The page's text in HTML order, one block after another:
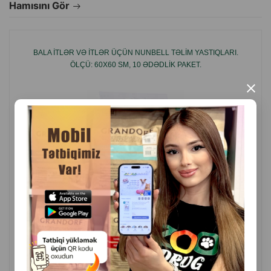
×
Hamısını Gör
BALA ITLƏR VƏ ITLƏR ÜÇÜN NUNBELL TƏLIM YASTIQLARI.
ÖLÇÜ: 60X60 SM, 10 ƏDƏDLIK PAKET.
( Rəylər)
Çəki Qiymət
Almaq
1 ədəd
1.50